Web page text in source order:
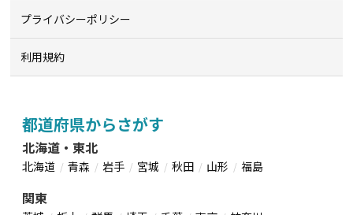
プライバシーポリシー
利用規約
都道府県からさがす
北海道・東北
北海道 青森 岩手 宮城 秋田 山形 福島
関東